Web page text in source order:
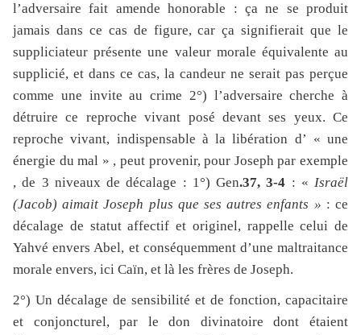
l’adversaire fait amende honorable : ça ne se produit
jamais dans ce cas de figure, car ça signifierait que le
suppliciateur présente une valeur morale équivalente au
supplicié, et dans ce cas, la candeur ne serait pas perçue
comme une invite au crime 2°) l’adversaire cherche à
détruire ce reproche vivant posé devant ses yeux. Ce
reproche vivant, indispensable à la libération d’ « une
énergie du mal » , peut provenir, pour Joseph par exemple
, de 3 niveaux de décalage : 1°) Gen.37, 3-4 : « Israël
(Jacob) aimait Joseph plus que ses autres enfants » : ce
décalage de statut affectif et originel, rappelle celui de
Yahvé envers Abel, et conséquemment d’une maltraitance
morale envers, ici Caïn, et là les frères de Joseph.
2°) Un décalage de sensibilité et de fonction, capacitaire
et conjoncturel, par le don divinatoire dont étaient